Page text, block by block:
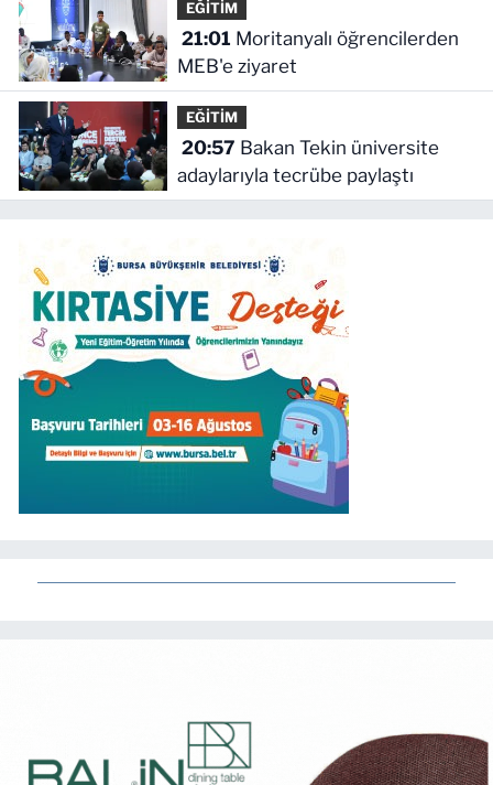
EĞİTİM
21:01
MEB'e ziyaret
EĞİTİM
20:57
adaylarıyla tecrübe paylaştı